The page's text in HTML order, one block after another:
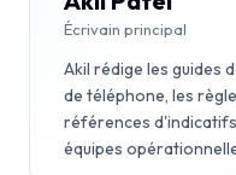
Écrivain principal
Akil rédige les guides
de téléphone, les
références
équipes